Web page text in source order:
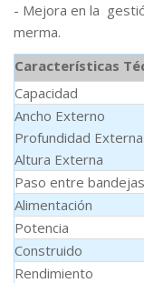
- Mejora en la
merma.
Características
Capacidad
Ancho Externo
Profundidad Externa
Altura Externa
Paso entre bandejas
Alimentación
Potencia
Construido
Rendimiento